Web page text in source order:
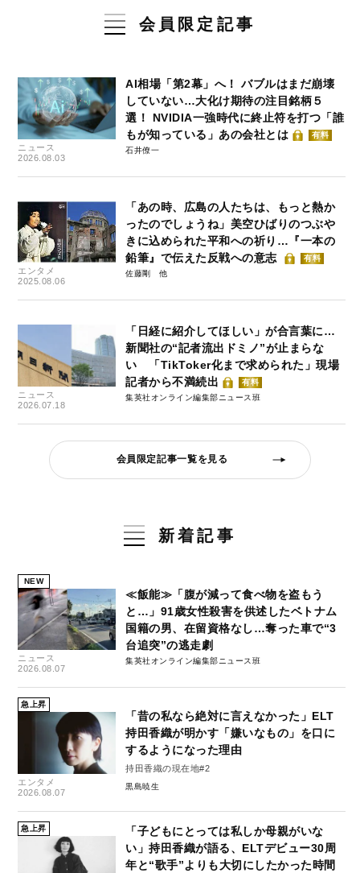
会員限定記事
ニュース
2026.08.03
AI相場「第2幕」へ！ バブルはまだ崩壊
していない…大化け期待の注目銘柄５
選！ NVIDIA一強時代に終止符を打つ「誰
もが知っている」あの会社とは
有料
石井僚一
エンタメ
2025.08.06
「あの時、広島の人たちは、もっと熱か
ったのでしょうね」美空ひばりのつぶや
きに込められた平和への祈り…『一本の
鉛筆』で伝えた反戦への意志
有料
佐藤剛
ニュース
2026.07.18
「日経に紹介してほしい」が合言葉に…
新聞社の“記者流出ドミノ”が止まらな
い 「TikToker化まで求められた」現場
記者から不満続出
有料
集英社オンライン編集部ニュース班
会員限定記事一覧を見る
新着記事
NEW
ニュース
2026.08.07
≪飯能≫「腹が減って食べ物を盗もう
と…」91歳女性殺害を供述したベトナム
国籍の男、在留資格なし…奪った車で“3
台追突”の逃走劇
集英社オンライン編集部ニュース班
急上昇
エンタメ
2026.08.07
「昔の私なら絶対に言えなかった」ELT
持田香織が明かす「嫌いなもの」を口に
するようになった理由
持田香織の現在地#2
黒島暁生
急上昇
「子どもにとっては私しか母親がいな
い」持田香織が語る、ELTデビュー30周
年と“歌手”よりも大切にしたかった時間